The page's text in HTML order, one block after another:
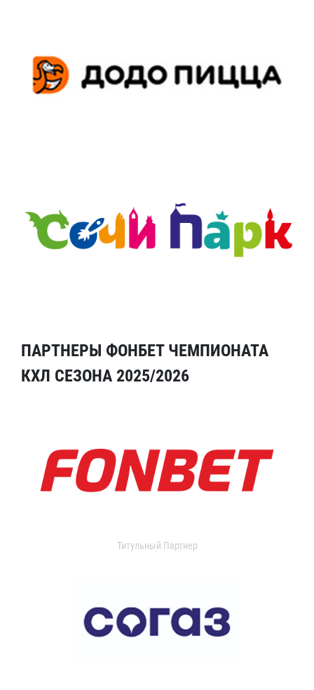
ПАРТНЕРЫ ФОНБЕТ ЧЕМПИОНАТА
КХЛ СЕЗОНА 2025/2026
Титульный Партнер